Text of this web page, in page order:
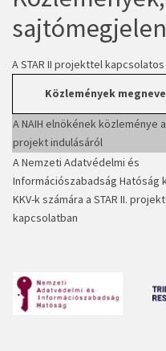
A STAR II projekttel
Közlemények
A NAIH elnökének közleménye a
projekt indulásáról
A Nemzeti Adatvédelmi és
Információszabadság Hatóság
KKV-k számára a STAR II.
kapcsolatban